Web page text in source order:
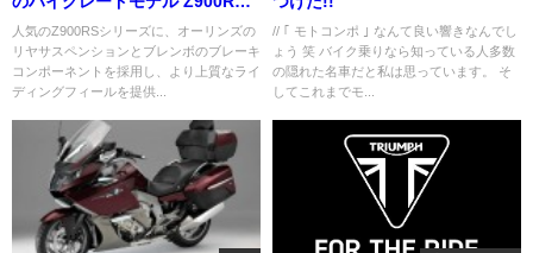
SE 新登場。
人気のZ900RSシリーズに、オーリンズの
リヤサスペンションとブレンボのブレーキ
コンポーネントを採用し、より上質なライ
ディングフィールを提供...
// ｢ モトコンポ ｣ なんて良い響きなんでし
ょう 笑 バイク乗りなら知っている人多数
の隠れた名車だと私は思っています。 そ
してこれまでモ...